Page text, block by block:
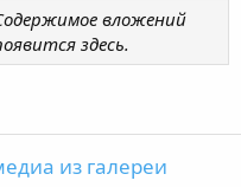
вложений
здесь.
из галереи